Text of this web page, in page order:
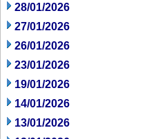
28/01/2026
27/01/2026
26/01/2026
23/01/2026
19/01/2026
14/01/2026
13/01/2026